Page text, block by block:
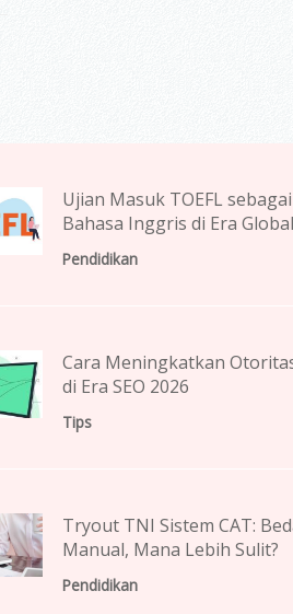
Ujian Masuk TOEFL
Bahasa Inggris di Era Global
Pendidikan
Cara Meningkatkan
di Era SEO 2026
Tips
Tryout TNI Sistem CAT:
Manual, Mana Lebih Sulit?
Pendidikan